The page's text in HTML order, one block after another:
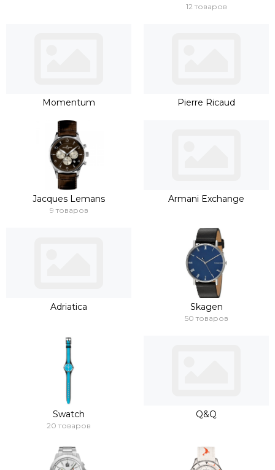
12 товаров
Momentum Pierre Ricaud
Jacques Lemans
9 товаров
Armani Exchange
Adriatica Skagen
50 товаров
Swatch
20 товаров
Q&Q